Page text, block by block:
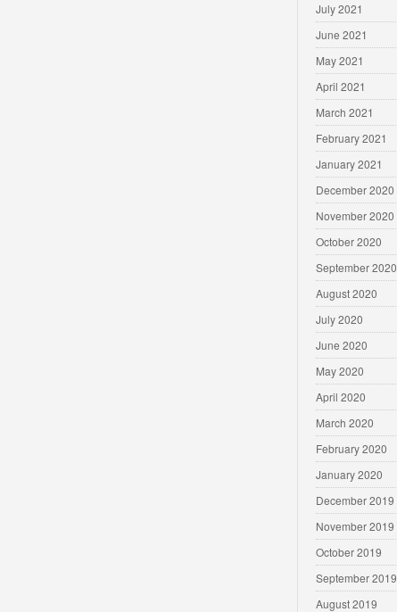
July 2021
June 2021
May 2021
April 2021
March 2021
February 2021
January 2021
December 2020
November 2020
October 2020
September 2020
August 2020
July 2020
June 2020
May 2020
April 2020
March 2020
February 2020
January 2020
December 2019
November 2019
October 2019
September 2019
August 2019